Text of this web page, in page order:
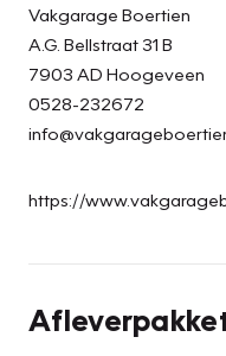
Vakgarage Boertien
A.G. Bellstraat 31 B
7903 AD Hoogeveen
0528-232672
https://